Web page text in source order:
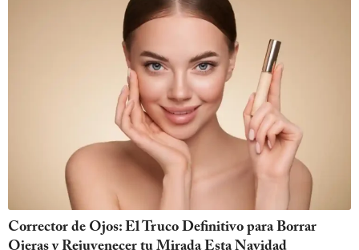
Corrector de Ojos: El Truco Definitivo para Borrar
Ojeras y Rejuvenecer tu Mirada Esta Navidad